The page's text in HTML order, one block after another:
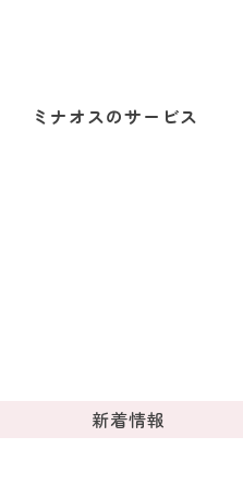
ミナオスのサービス
新着情報